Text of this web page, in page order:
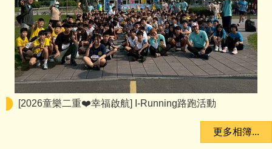
[2026童樂二重❤️幸福啟航] I-Running路跑活動
更多相簿...